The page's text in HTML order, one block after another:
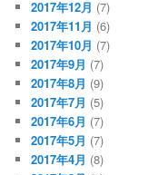
2017年12月 (7)
2017年11月 (6)
2017年10月 (7)
2017年9月 (7)
2017年8月 (9)
2017年7月 (5)
2017年6月 (7)
2017年5月 (7)
2017年4月 (8)